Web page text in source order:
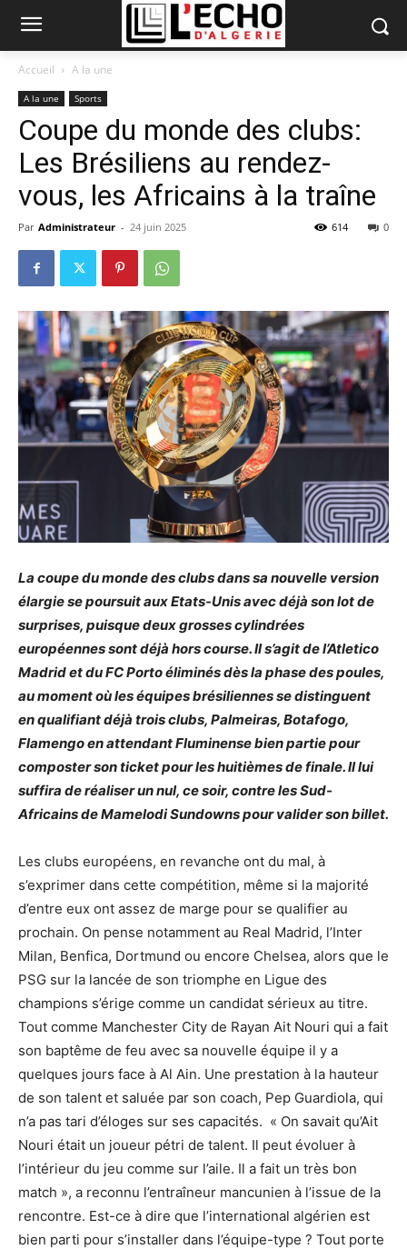
Accueil A la une
A la une Sports
Coupe du monde des clubs:
Les Brésiliens au rendez-
vous, les Africains à la traîne
Par Administrateur - 24 juin 2025 0
614
La coupe du monde des clubs dans sa nouvelle version
élargie se poursuit aux Etats-Unis avec déjà son lot de
surprises, puisque deux grosses cylindrées
européennes sont déjà hors course. Il s’agit de l’Atletico
Madrid et du FC Porto éliminés dès la phase des poules,
au moment où les équipes brésiliennes se distinguent
en qualifiant déjà trois clubs, Palmeiras, Botafogo,
Flamengo en attendant Fluminense bien partie pour
composter son ticket pour les huitièmes de finale. Il lui
suffira de réaliser un nul, ce soir, contre les Sud-
Africains de Mamelodi Sundowns pour valider son billet.
Les clubs européens, en revanche ont du mal, à
s’exprimer dans cette compétition, même si la majorité
d’entre eux ont assez de marge pour se qualifier au
prochain. On pense notamment au Real Madrid, l’Inter
Milan, Benfica, Dortmund ou encore Chelsea, alors que le
PSG sur la lancée de son triomphe en Ligue des
champions s’érige comme un candidat sérieux au titre.
Tout comme Manchester City de Rayan Ait Nouri qui a fait
son baptême de feu avec sa nouvelle équipe il y a
quelques jours face à Al Ain. Une prestation à la hauteur
de son talent et saluée par son coach, Pep Guardiola, qui
n’a pas tari d’éloges sur ses capacités. « On savait qu’Ait
Nouri était un joueur pétri de talent. Il peut évoluer à
l’intérieur du jeu comme sur l’aile. Il a fait un très bon
match », a reconnu l’entraîneur mancunien à l’issue de la
rencontre. Est-ce à dire que l’international algérien est
bien parti pour s’installer dans l’équipe-type ? Tout porte